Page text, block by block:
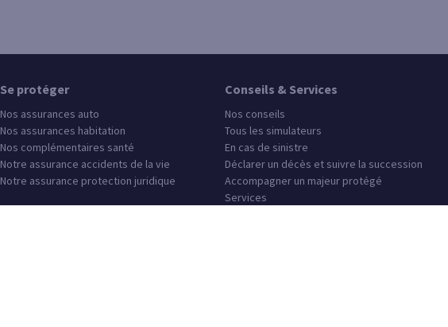
Se protéger
Nos assurances auto
Nos assurances habitation
Nos complémentaires santé
Notre assurance accidents de la vie
Notre assurance protection juridique
Conseils & Services
Nos conseils
Tous les simulateurs
En cas de sinistre
Déclarer un décès et suivre la succession
Accompagner un majeur protégé
Services